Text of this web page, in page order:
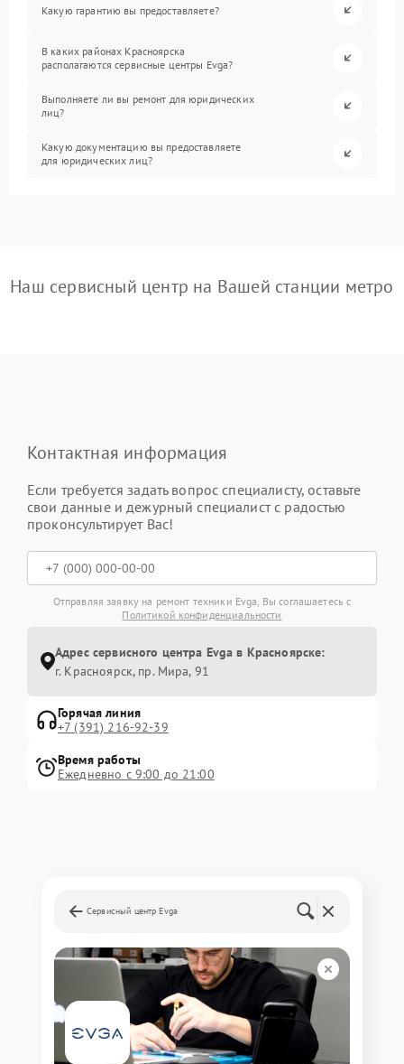
Какую гарантию вы предоставляете?
В каких районах Красноярска
располагаются сервисные центры Evga?
Выполняете ли вы ремонт для юридических
лиц?
Какую документацию вы предоставляете
для юридических лиц?
Наш сервисный центр на Вашей станции метро
Контактная информация
Если требуется задать вопрос специалисту, оставьте
свои данные и дежурный специалист с радостью
проконсультирует Вас!
Отправляя заявку на ремонт техники Evga, Вы соглашаетесь с
Политикой конфиденциальности
Адрес сервисного центра Evga в Красноярске:
г. Красноярск, ​пр. Мира, 91
Горячая линия
+7 (391) 216-92-39
Время работы
Ежедневно с 9:00 до 21:00
Сервисный центр Evga